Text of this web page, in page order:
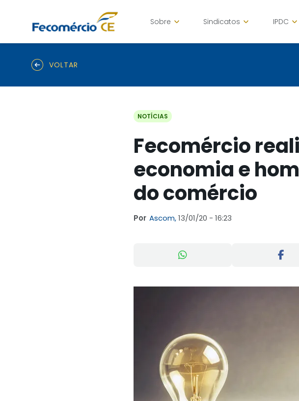
Sobre Sindicatos IPDC
VOLTAR
NOTÍCIAS
Fecomércio
economia e
do comércio
Por Ascom,13/01/20 - 16:23